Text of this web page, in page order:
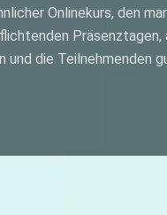
Onlinekurs, den
und die Teilnehmenden